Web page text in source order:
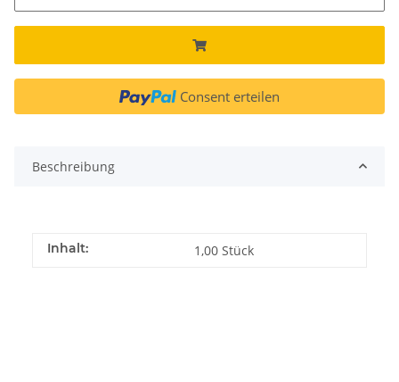
Consent erteilen
Beschreibung
Inhalt: 1,00 Stück